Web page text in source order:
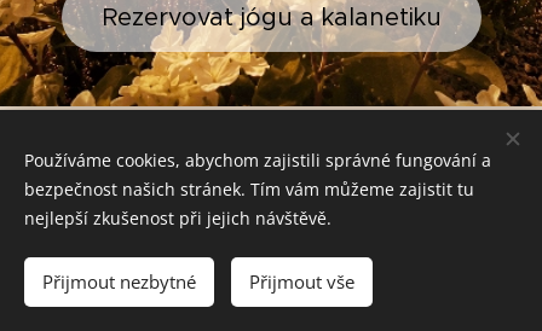
Rezervovat jógu a kalanetiku
Všeobecné obchodní podmínky
Ochrana
osobních údajů
Vytvořeno službou Webnode
Používáme cookies, abychom zajistili správné fungování a
bezpečnost našich stránek. Tím vám můžeme zajistit tu
nejlepší zkušenost při jejich návštěvě.
Přijmout nezbytné Přijmout vše